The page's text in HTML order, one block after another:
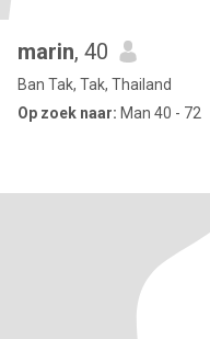
marin, 40
Ban Tak, Tak, Thailand
Op zoek naar: Man 40 - 72